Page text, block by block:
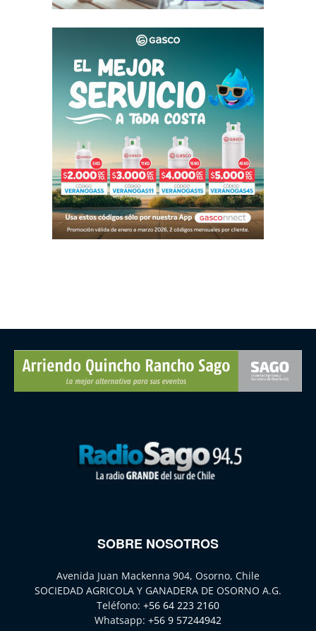
SOBRE NOSOTROS
Avenida Juan Mackenna 904, Osorno, Chile
SOCIEDAD AGRICOLA Y GANADERA DE OSORNO A.G.
Teléfono: +56 64 223 2160
Whatsapp: +56 9 57244942